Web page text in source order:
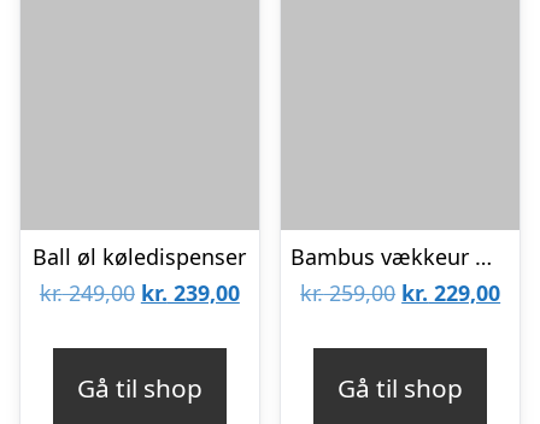
Ball øl køledispenser
kr.249,00 Den
var:
kr. 239,00Den
Gå til shop
Bambus vækkeur med trådløs opladning
kr.259,00 Den
var:
kr. 229,00Den
Gå til shop